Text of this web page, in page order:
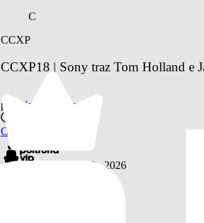
C
CCXP
CCXP18 | Sony traz Tom Holland e
por
Eloisa Ribeiro
CCXP
© 2016 -2026